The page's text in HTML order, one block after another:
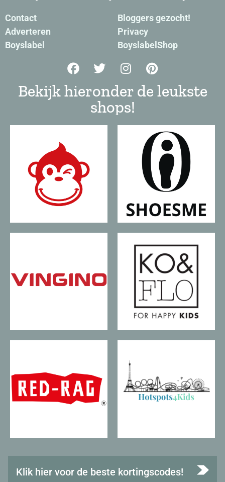
Contact
Adverteren
Boyslabel
Bloggers gezocht!
Privacy
BoyslabelShop
Bekijk hieronder de leukste
shops!
Klik hier voor de beste kortingscodes!